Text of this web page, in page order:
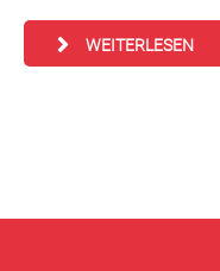
WEITERLESEN